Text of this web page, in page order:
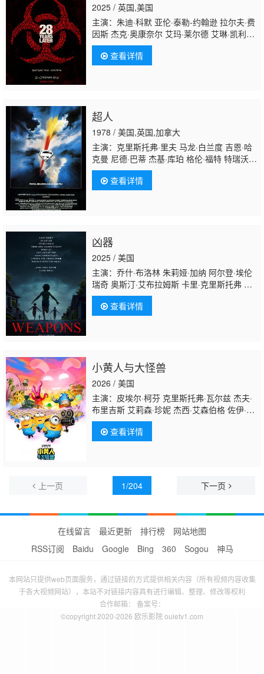
2025 / 英国,美国
主演：朱迪·科默 亚伦·泰勒-约翰逊 拉尔夫·费
因斯 杰克·奥康奈尔 艾玛·莱尔德 艾琳·凯利
曼 艾德文·瑞丁 克里斯托弗·富尔福德 齐·刘易
斯-帕里 金·艾伦 戈登·亚历山
大 Sandy Batchelor 阿尔菲·威廉姆
查看详情
超人
1978 / 美国,英国,加拿大
主演：克里斯托弗·里夫 马龙·白兰度 吉恩·哈
克曼 尼德·巴蒂 杰基·库珀 格伦·福特 特瑞沃·
霍华德 玛戈·基德 杰克·奥哈罗兰 瓦莱丽·佩莱
恩 玛丽亚·雪儿 特伦斯·斯坦普 菲莉丝·德丝
达 苏珊娜·约克 杰夫·伊斯特 马克·麦克卢尔 莎
查看详情
凶器
2025 / 美国
主演：乔什·布洛林 朱莉娅·加纳 阿尔登·埃伦
瑞奇 奥斯汀·艾布拉姆斯 卡里·克里斯托弗 王
汉斌 埃米·马迪根 琼·黛安·拉斐尔 托比·哈
斯 梅丽莎·庞西奥 惠特默·托马斯 凯莉·舒特
拉 杰米斯·巴特勒 萨拉·科普金 奥布雷·布洛克
查看详情
小黄人与大怪兽
2026 / 美国
主演：皮埃尔·柯芬 克里斯托弗·瓦尔兹 杰夫·
布里吉斯 艾莉森·珍妮 杰西·艾森伯格 佐伊·达
奇 鲍比·莫尼汉 菲尔·拉马 乔治·卢卡斯 特雷·
帕克查看详情
上一页 1/204 下一页
在线留言 最近更新 排行榜
网站地图
RSS订阅
Baidu Google Bing 360 Sogou 神马
本网站只提供web页面服务，通过链接的方式提供相关内容（所有视频内容收集
于各大视频网站），本站不对链接内容具有进行编辑、整理、修改等权利
合作邮箱： 备案号：
©copyright 2020-2026 欧乐影院 ouletv1.com